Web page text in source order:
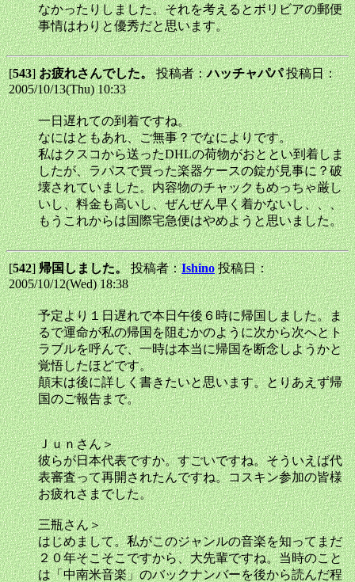
なかったりしました。それを考えるとボリビアの郵便
事情はわりと優秀だと思います。
[543]お疲れさんでした。投稿者：ハッチャパパ投稿日：
2005/10/13(Thu) 10:33
一日遅れての到着ですね。
なにはともあれ、ご無事？でなによりです。
私はクスコから送ったDHLの荷物がおととい到着しま
したが、ラパスで買った楽器ケースの錠が見事に？破
壊されていました。内容物のチャックもめっちゃ厳し
いし、料金も高いし、ぜんぜん早く着かないし、、、
もうこれからは国際宅急便はやめようと思いました。
[542]帰国しました。投稿者：Ishino 投稿日：
2005/10/12(Wed) 18:38
予定より１日遅れで本日午後６時に帰国しました。ま
るで運命が私の帰国を阻むかのように次から次へとト
ラブルを呼んで、一時は本当に帰国を断念しようかと
覚悟したほどです。
顛末は後に詳しく書きたいと思います。とりあえず帰
国のご報告まで。
Ｊｕｎさん＞
彼らが日本代表ですか。すごいですね。そういえば代
表審査って再開されたんですね。コスキン参加の皆様
お疲れさまでした。
三瓶さん＞
はじめまして。私がこのジャンルの音楽を知ってまだ
２０年そこそこですから、大先輩ですね。当時のこと
は「中南米音楽」のバックナンバーを後から読んだ程